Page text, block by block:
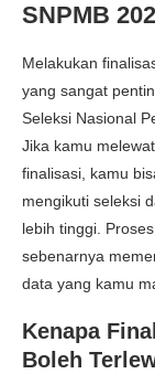
SNPMB
Melakukan
yang sangat
Seleksi Nasional
Jika kamu
finalisasi, kamu
mengikuti seleksi
lebih tinggi.
sebenarnya
data yang kamu
Kenapa
Boleh